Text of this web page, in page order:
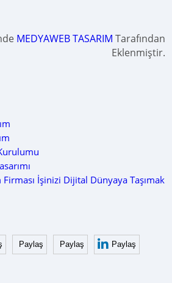
MEDYAWEB TASARIM Tarafından
Eklenmiştir.
Firması İşinizi Dijital Dünyaya Taşımak
Paylaş Paylaş Paylaş